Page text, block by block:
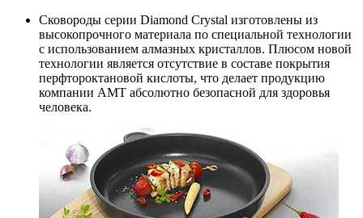
Сковороды серии Diamond Crystal изготовлены из
высокопрочного материала по специальной технологии
с использованием алмазных кристаллов. Плюсом новой
технологии является отсутствие в составе покрытия
перфтороктановой кислоты, что делает продукцию
компании AMT абсолютно безопасной для здоровья
человека.